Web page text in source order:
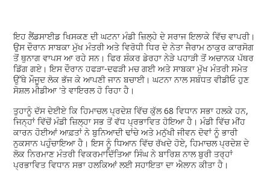
ਇਹ ਲੈਂਡਸਾਈਡ ਖਿਸਕਣ ਦੀ ਘਟਨਾ ਮੰਡੀ ਜ਼ਿਲ੍ਹੇ ਦੇ ਸਰਾਜ ਇਲਾਕੇ ਵਿੱਚ ਵਾਪਰੀ।
ਉਸ ਦੌਰਾਨ ਸਾਬਕਾ ਮੁੱਖ ਮੰਤਰੀ ਅਤੇ ਵਿਰੋਧੀ ਧਿਰ ਦੇ ਨੇਤਾ ਜੈਰਾਮ ਠਾਕੁਰ ਕਾਰਸੋਗ
ਤੋਂ ਥੁਨਾਗ ਵਾਪਸ ਆ ਰਹੇ ਸਨ। ਫਿਰ ਸ਼ੰਕਰ ਡੇਰਹਾ ਨੇੜੇ ਪਹਾੜੀ ਤੋਂ ਅਚਾਨਕ ਪੱਥਰ
ਡਿੱਗ ਗਏ। ਇਸ ਦੌਰਾਨ ਹਫੜਾ-ਦਫੜੀ ਮਚ ਗਈ ਅਤੇ ਸਾਬਕਾ ਮੁੱਖ ਮੰਤਰੀ ਸਮੇਤ
ਉੱਥੇ ਮੌਜੂਦ ਲੋਕ ਭੱਜ ਕੇ ਆਪਣੀ ਜਾਨ ਬਚਾਈ। ਘਟਨਾ ਨਾਲ ਸਬੰਧਤ ਵੀਡੀਓ ਹੁਣ
ਸੋਸ਼ਲ ਮੀਡੀਆ 'ਤੇ ਵਾਇਰਲ ਹੋ ਰਿਹਾ ਹੈ।
ਤੁਹਾਨੂੰ ਦੱਸ ਦੇਈਏ ਕਿ ਹਿਮਾਚਲ ਪ੍ਰਦੇਸ਼ ਵਿੱਚ ਕੁੱਲ 68 ਵਿਧਾਨ ਸਭਾ ਹਲਕੇ ਹਨ,
ਜਿਨ੍ਹਾਂ ਵਿੱਚੋਂ ਮੰਡੀ ਜ਼ਿਲ੍ਹਾ ਸਭ ਤੋਂ ਵੱਧ ਪ੍ਰਭਾਵਿਤ ਹੋਇਆ ਹੈ। ਮੰਡੀ ਵਿੱਚ ਮੀਂਹ
ਕਾਰਨ ਹੋਈਆਂ ਆਫ਼ਤਾਂ ਨੇ ਬੁਨਿਆਦੀ ਢਾਂਚੇ ਅਤੇ ਮਨੁੱਖੀ ਜੀਵਨ ਦੋਵਾਂ ਨੂੰ ਭਾਰੀ
ਨੁਕਸਾਨ ਪਹੁੰਚਾਇਆ ਹੈ। ਇਸ ਨੂੰ ਧਿਆਨ ਵਿੱਚ ਰੱਖਦੇ ਹੋਏ, ਹਿਮਾਚਲ ਪ੍ਰਦੇਸ਼ ਦੇ
ਲੋਕ ਨਿਰਮਾਣ ਮੰਤਰੀ ਵਿਕਰਮਾਦਿੱਤਿਆ ਸਿੰਘ ਨੇ ਬਾਰਿਸ਼ ਨਾਲ ਬੁਰੀ ਤਰ੍ਹਾਂ
ਪ੍ਰਭਾਵਿਤ ਵਿਧਾਨ ਸਭਾ ਹਲਕਿਆਂ ਲਈ ਸਹਾਇਤਾ ਦਾ ਐਲਾਨ ਕੀਤਾ ਹੈ।